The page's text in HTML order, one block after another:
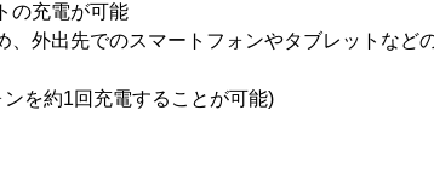
の充電が可能
、外出先でのスマートフォンやタブレットなど
を約1回充電することが可能)